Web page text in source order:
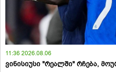
11:36 2026.08.06
ვინისიუსი "რეალში" რჩება,